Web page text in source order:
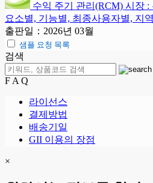
수익 주기 관리(RCM) 시장
요소별, 기능별, 최종사용자별, 지
출판일：2026년 03월
샘플 요청 목록
검색
F A Q
라이선스
결제방법
배송기일
GII 이용의 장점
×